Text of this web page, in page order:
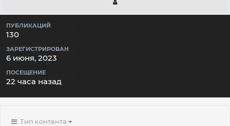
ПУБЛИКАЦИЙ
130
ЗАРЕГИСТРИРОВАН
6 июня, 2023
ПОСЕЩЕНИЕ
22 часа назад
Тип контента